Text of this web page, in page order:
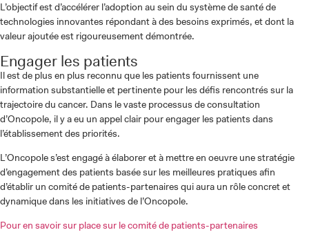
L’objectif est d’accélérer l’adoption au sein du système de santé de
technologies innovantes répondant à des besoins exprimés, et dont la
valeur ajoutée est rigoureusement démontrée.
Engager les patients
Il est de plus en plus reconnu que les patients fournissent une
information substantielle et pertinente pour les défis rencontrés sur la
trajectoire du cancer. Dans le vaste processus de consultation
d’Oncopole, il y a eu un appel clair pour engager les patients dans
l’établissement des priorités.
L’Oncopole s’est engagé à élaborer et à mettre en oeuvre une stratégie
d’engagement des patients basée sur les meilleures pratiques afin
d’établir un comité de patients-partenaires qui aura un rôle concret et
dynamique dans les initiatives de l’Oncopole.
Pour en savoir sur place sur le comité de patients-partenaires